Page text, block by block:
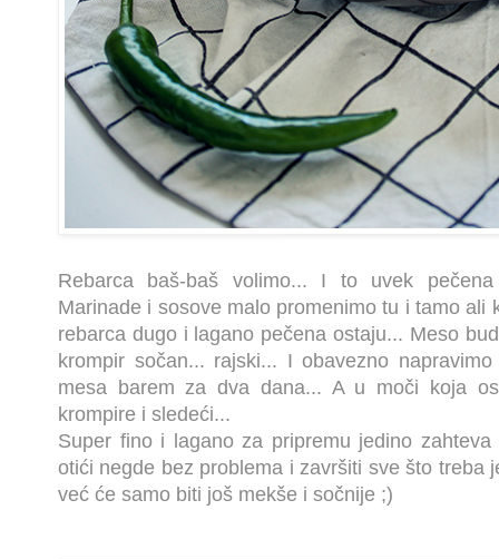
Rebarca baš-baš volimo... I to uvek
Marinade i sosove malo promenimo tu i tamo ali
rebarca dugo i lagano pečena ostaju... Meso
krompir sočan... rajski... I obavezno
mesa barem za dva dana... A u moči koja
krompire i sledeći...
Super fino i lagano za pripremu jedino
otići negde bez problema i završiti sve što treba
već će samo biti još mekše i sočnije ;)